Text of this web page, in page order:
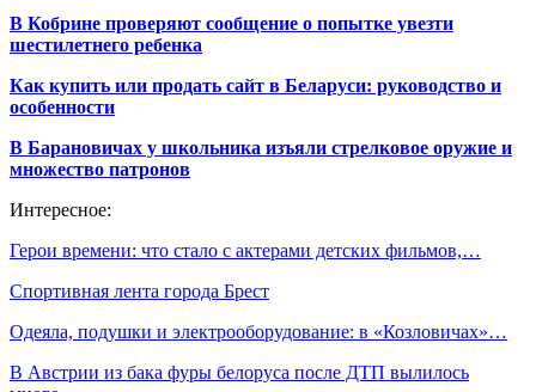
В Кобрине проверяют сообщение о попытке увезти
шестилетнего ребенка
Как купить или продать сайт в Беларуси: руководство и
особенности
В Барановичах у школьника изъяли стрелковое оружие и
множество патронов
Интересное:
Герои времени: что стало с актерами детских фильмов,…
Спортивная лента города Брест
Одеяла, подушки и электрооборудование: в «Козловичах»…
В Австрии из бака фуры белоруса после ДТП вылилось